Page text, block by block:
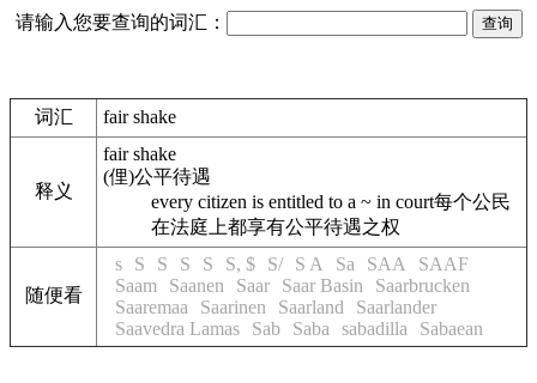
请输入您要查询的词汇：
词汇 fair shake
释义
fair shake
(俚)公平待遇
every citizen is entitled to a ~ in court每个公民
在法庭上都享有公平待遇之权
随便看
s S S S S S, $ S/ S A Sa SAA
SAAF
Saam
Saanen Saar Saar Basin
Saarbrucken
Saaremaa
Saarinen Saarland
Saarlander
Saavedra Lamas
Sab Saba sabadilla Sabaean